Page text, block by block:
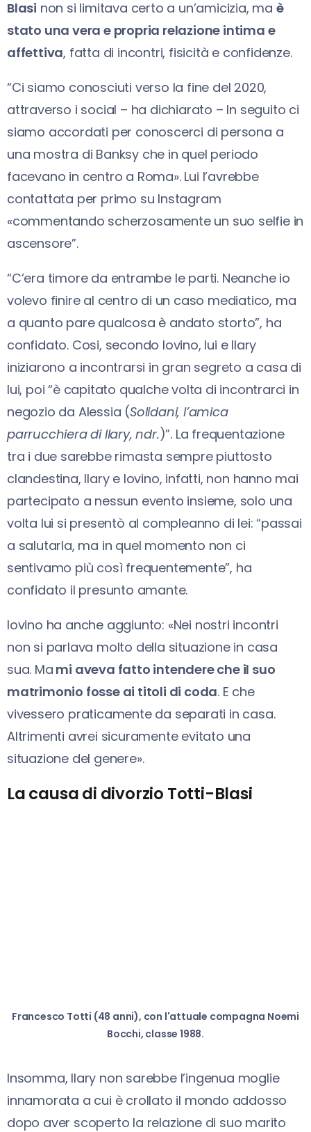
Blasi non si limitava certo a un’amicizia, ma è
stato una vera e propria relazione intima e
affettiva, fatta di incontri, fisicità e confidenze.
“Ci siamo conosciuti verso la fine del 2020,
attraverso i social – ha dichiarato – In seguito ci
siamo accordati per conoscerci di persona a
una mostra di Banksy che in quel periodo
facevano in centro a Roma». Lui l’avrebbe
contattata per primo su Instagram
«commentando scherzosamente un suo selfie in
ascensore”.
“C’era timore da entrambe le parti. Neanche io
volevo finire al centro di un caso mediatico, ma
a quanto pare qualcosa è andato storto”, ha
confidato. Cosi, secondo Iovino, lui e Ilary
iniziarono a incontrarsi in gran segreto a casa di
lui, poi “è capitato qualche volta di incontrarci in
negozio da Alessia (Solidani, l’amica
parrucchiera di Ilary, ndr.)”. La frequentazione
tra i due sarebbe rimasta sempre piuttosto
clandestina, Ilary e Iovino, infatti, non hanno mai
partecipato a nessun evento insieme, solo una
volta lui si presentò al compleanno di lei: “passai
a salutarla, ma in quel momento non ci
sentivamo più così frequentemente”, ha
confidato il presunto amante.
Iovino ha anche aggiunto: «Nei nostri incontri
non si parlava molto della situazione in casa
sua. Ma mi aveva fatto intendere che il suo
matrimonio fosse ai titoli di coda. E che
vivessero praticamente da separati in casa.
Altrimenti avrei sicuramente evitato una
situazione del genere».
La causa di divorzio Totti-Blasi
Francesco Totti (48 anni), con l'attuale compagna Noemi
Bocchi, classe 1988.
Insomma, Ilary non sarebbe l’ingenua moglie
innamorata a cui è crollato il mondo addosso
dopo aver scoperto la relazione di suo marito